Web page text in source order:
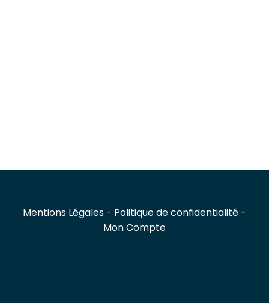
Mentions Légales
Politique de confidentialité
Mon Compte